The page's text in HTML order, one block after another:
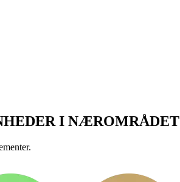
I NÆROMRÅDET